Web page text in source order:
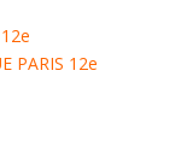
PARIS 12e